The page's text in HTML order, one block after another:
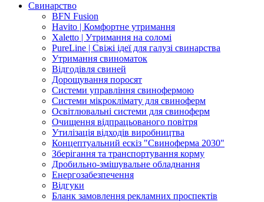
Свинарство
BFN Fusion
Havito | Комфортне утримання
Xaletto | Утримання на соломі
PureLine | Свіжі ідеї для галузі свинарства
Утримання свиноматок
Відгодівля свиней
Дорощування поросят
Системи управління свинофермою
Системи мікроклімату для свиноферм
Освітлювальні системи для свиноферм
Очищення відпрацьованого повітря
Утилізація відходів виробництва
Концептуальний ескіз "Свиноферма 2030"
Зберігання та транспортування корму
Дробильно-змішувальне обладнання
Енергозабезпечення
Відгуки
Бланк замовлення рекламних проспектів